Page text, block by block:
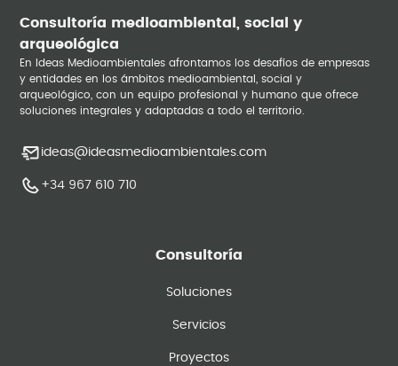
Consultoría medioambiental, social y
arqueológica
En Ideas Medioambientales afrontamos los desafíos de empresas
y entidades en los ámbitos medioambiental, social y
arqueológico, con un equipo profesional y humano que ofrece
soluciones integrales y adaptadas a todo el territorio.
ideas@ideasmedioambientales.com
+34 967 610 710
Consultoría
Soluciones
Servicios
Proyectos